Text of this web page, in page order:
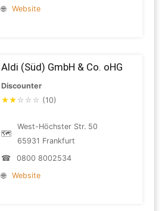
🌐
Website
Aldi (Süd) GmbH & Co. oHG
Discounter
★★ ☆ ☆ ☆ (10)
🗺
West-Höchster Str. 50
65931 Frankfurt
☎
0800 8002534
🌐
Website